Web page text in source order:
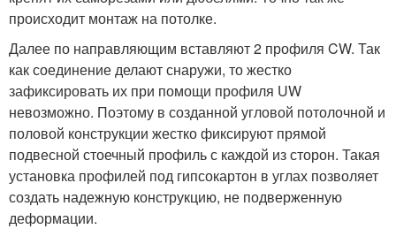
происходит монтаж на потолке.
Далее по направляющим вставляют 2 профиля CW. Так
как соединение делают снаружи, то жестко
зафиксировать их при помощи профиля UW
невозможно. Поэтому в созданной угловой потолочной и
половой конструкции жестко фиксируют прямой
подвесной стоечный профиль с каждой из сторон. Такая
установка профилей под гипсокартон в углах позволяет
создать надежную конструкцию, не подверженную
деформации.